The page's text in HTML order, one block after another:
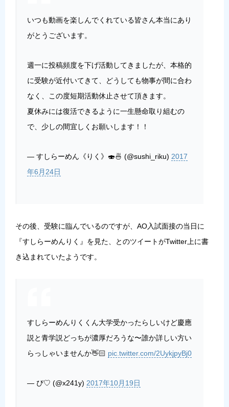
いつも動画を楽しんでくれている皆さん本当にあり
がとうございます。
週一に投稿頻度を下げ活動してきましたが、本格的
に受験が近付いてきて、どうしても物事が間に合わ
なく、この度短期活動休止させて頂きます。
夏休みには復活できるように一生懸命取り組むの
で、少しの間宜しくお願いします！！
— すしらーめん《りく》🍣🍜 (@sushi_riku) 2017
年6月24日
その後、受験に臨んでいるのですが、AO入試面接の当日に
『すしらーめんりく』を見た、とのツイートがTwitter上に書
き込まれていたようです。
すしらーめんりくくん大学受かったらしいけど慶應
説と青学説どっちが濃厚だろうな〜誰か詳しい方い
らっしゃいませんか👋🏻 pic.twitter.com/2UykjpyBj0
— ぴ♡ (@x241y) 2017年10月19日